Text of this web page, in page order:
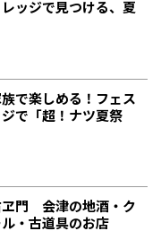
ッジで見つける、夏
で楽しめる！フェス
で「超！ナツ夏祭
ヱ門 会津の地酒・ク
・古道具のお店